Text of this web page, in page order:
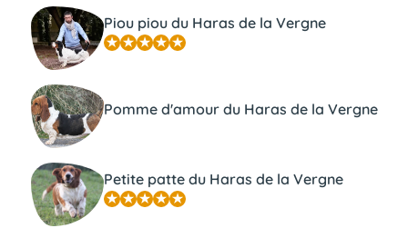
Piou piou du Haras de la Vergne
Pomme d'amour du Haras de la Vergne
Petite patte du Haras de la Vergne